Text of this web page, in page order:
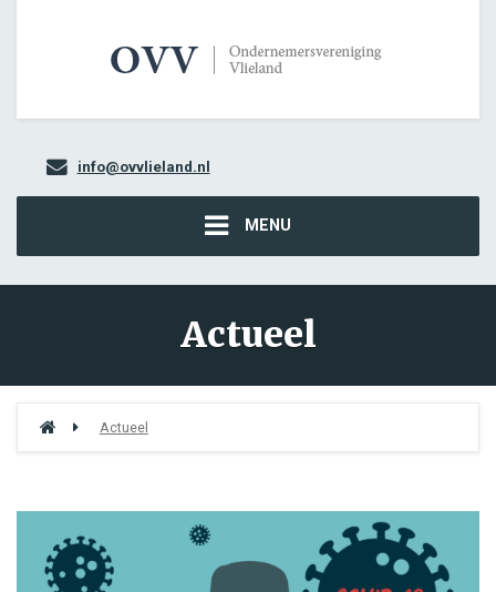
info@ovvlieland.nl
MENU
Actueel
Actueel